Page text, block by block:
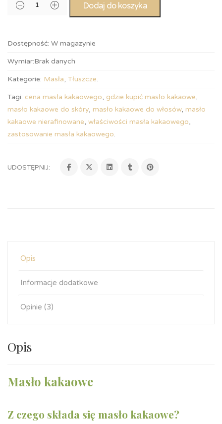
Dodaj do koszyka
Dostępność: W magazynie
Wymiar:Brak danych
Kategorie: Masła, Tłuszcze.
Tagi: cena masła kakaowego, gdzie kupić masło kakaowe,
masło kakaowe do skóry, masło kakaowe do włosów, masło
kakaowe nierafinowane, właściwości masła kakaowego,
zastosowanie masła kakaowego.
UDOSTĘPNIJ:
Opis
Informacje dodatkowe
Opinie (3)
Opis
Masło kakaowe
Z czego składa się masło kakaowe?